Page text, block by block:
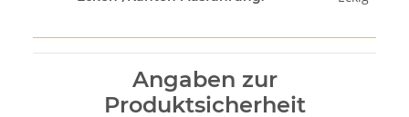
Angaben zur
Produktsicherheit